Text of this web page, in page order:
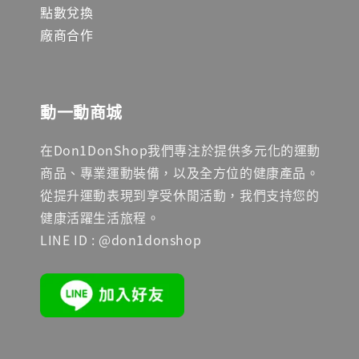
點數兌換
廠商合作
動一動商城
在Don1DonShop我們專注於提供多元化的運動
商品、專業運動裝備，以及全方位的健康產品。
從提升運動表現到享受休閒活動，我們支持您的
健康活躍生活旅程。
LINE ID : @don1donshop